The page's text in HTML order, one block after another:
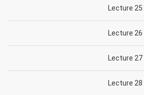
Lecture 25
Lecture 26
Lecture 27
Lecture 28